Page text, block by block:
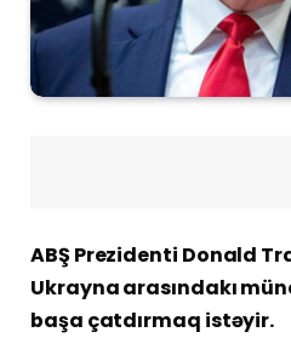
ABŞ Prezidenti Donald
Ukrayna arasındakı
başa çatdırmaq istəyir.